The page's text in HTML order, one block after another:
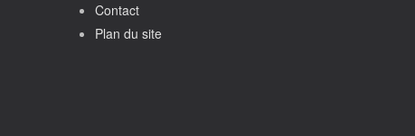
Contact
Plan du site